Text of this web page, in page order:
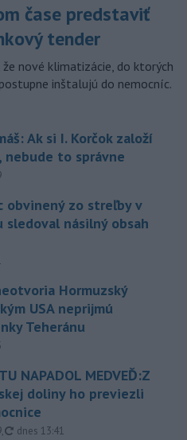
čase predstaviť
tender
nové klimatizácie, do ktorých
inštalujú do nemocníc.
Ak si I. Korčok založí
nebude to správne
obvinený zo streľby v
sledoval násilný obsah
Hormuzský
USA neprijmú
Teheránu
NAPADOL MEDVEĎ:Z
doliny ho previezli
, aktualizované
dnes 13:41